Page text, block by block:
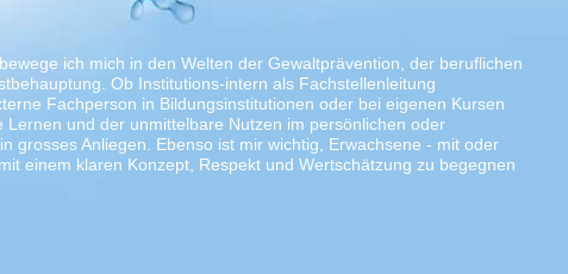
ich mich in den Welten der Gewaltprävention, der beruflichen
Ob Institutions-intern als Fachstellenleitung
Fachperson in Bildungsinstitutionen oder bei eigenen Kursen
Lernen und der unmittelbare Nutzen im persönlichen oder
grosses Anliegen. Ebenso ist mir wichtig, Erwachsene - mit oder
einem klaren Konzept, Respekt und Wertschätzung zu begegnen